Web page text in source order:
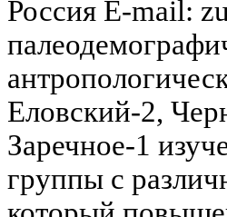
Россия E-mail:
Еловский-2,
Заречное-1
группы с